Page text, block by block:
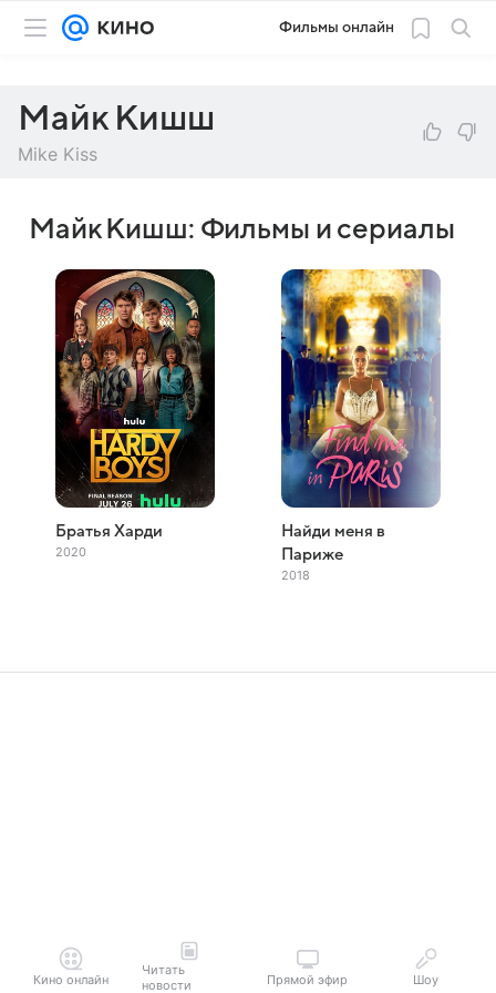
Фильмы онлайн
Майк Кишш
Mike Kiss
Майк Кишш: Фильмы и сериалы
Братья Харди
2020
Найди меня в
Париже
2018
Кино онлайн
Читать
новости
Прямой эфир Шоу